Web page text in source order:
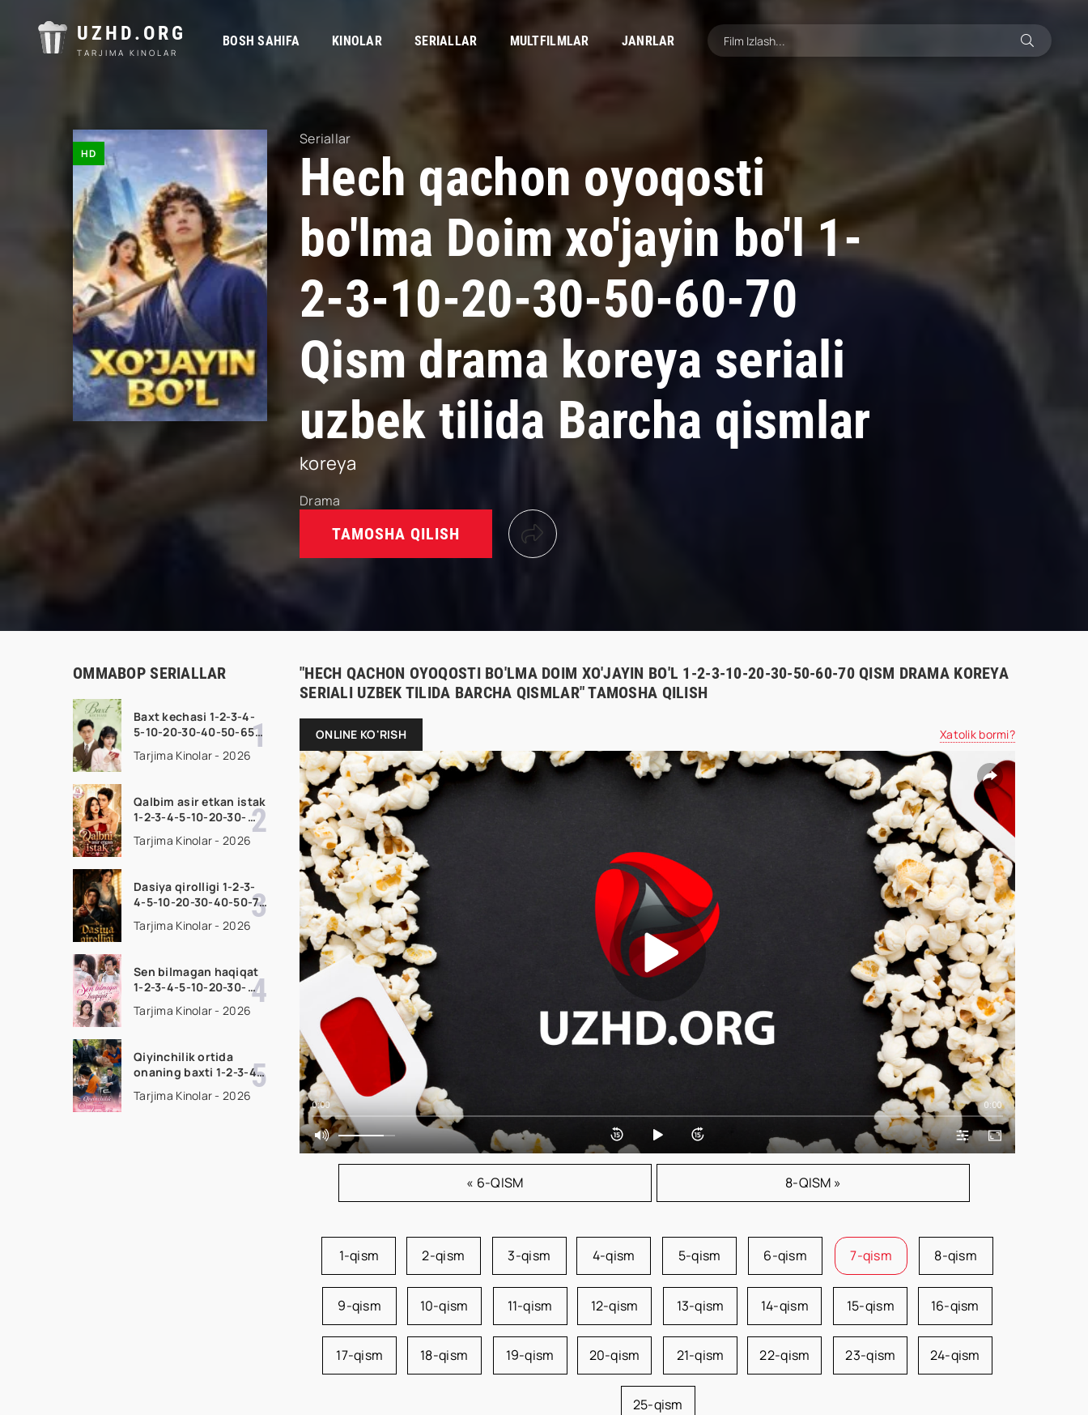
UZHD.ORG
TARJIMA KINOLAR
BOSH SAHIFA KINOLAR SERIALLAR MULTFILMLAR JANRLAR
HD
Seriallar
Hech qachon oyoqosti
bo'lma Doim xo'jayin bo'l 1-
2-3-10-20-30-50-60-70
Qism drama koreya seriali
uzbek tilida Barcha qismlar
koreya
Drama
TAMOSHA QILISH
OMMABOP SERIALLAR
Baxt kechasi 1-2-3-4-
5-10-20-30-40-50-65
seriali uzbek tilida
Tarjima Kinolar - 2026
Qalbim asir etkan istak
1-2-3-4-5-10-20-30-
50-60-70-80-90 Qism
drama koreya seriali
skachat
Tarjima Kinolar - 2026
Dasiya qirolligi 1-2-3-
4-5-10-20-30-40-50-70
seriali uzbek tilida
Tarjima Kinolar - 2026
Sen bilmagan haqiqat
1-2-3-4-5-10-20-30-
50-60-70-80-90 Qism
drama koreya seriali
skachat
Tarjima Kinolar - 2026
Qiyinchilik ortida
onaning baxti 1-2-3-4-
5-10-20-30-40-50-65
Qism drama koreya
Tarjima Kinolar - 2026
"HECH QACHON OYOQOSTI BO'LMA DOIM XO'JAYIN BO'L 1-2-3-10-20-30-50-60-70 QISM DRAMA KOREYA
SERIALI UZBEK TILIDA BARCHA QISMLAR" TAMOSHA QILISH
ONLINE KO'RISH Xatolik bormi?
0:00 0:00
« 6-QISM 8-QISM »
1-qism 2-qism 3-qism 4-qism 5-qism 6-qism 7-qism 8-qism
9-qism 10-qism 11-qism 12-qism 13-qism 14-qism 15-qism 16-qism
17-qism 18-qism 19-qism 20-qism 21-qism 22-qism 23-qism 24-qism
25-qism